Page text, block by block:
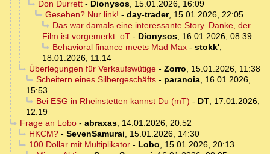
Don Durrett- Dionysos, 15.01.2026, 16:09
Gesehen? Nur link! - day-trader, 15.01.2026, 22:05
Das war damals eine interessante Story. Danke, der
Film ist vorgemerkt. oT - Dionysos, 16.01.2026, 08:39
Behavioral finance meets Mad Max- stokk',
18.01.2026, 11:14
Überlegungen für Verkaufswütige- Zorro, 15.01.2026, 11:38
Scheitern eines Silbergeschäfts- paranoia, 16.01.2026,
15:53
Bei ESG in Rheinstetten kannst Du (mT) - DT, 17.01.2026,
12:19
Frage an Lobo- abraxas, 14.01.2026, 20:52
HKCM?- SevenSamurai, 15.01.2026, 14:30
100 Dollar mit Multiplikator- Lobo, 15.01.2026, 20:13